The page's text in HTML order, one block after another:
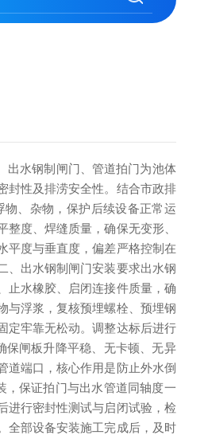
出水钢制闸门、管道拍门为池体
封性及排涝安全性。结合市政排
、杂物，保护后续设备正常运
度、焊缝质量，确保无变形、
平度与垂直度，偏差严格控制在
、出水钢制闸门安装要求出水钢
止水橡胶、启闭连接件质量，确
与浮浆，复核预埋螺栓、预埋钢
定牢靠无松动。调整达标后进行
保闸板升降平稳、无卡顿、无异
道端口，核心作用是防止外水倒
，保证拍门与出水管道同轴度一
进行密封性测试与启闭试验，检
全部设备安装施工完成后，及时